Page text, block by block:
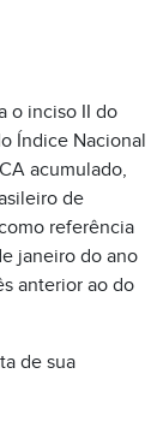
o inciso II do
Índice Nacional
acumulado,
de
referência
janeiro do ano
anterior ao do
de sua